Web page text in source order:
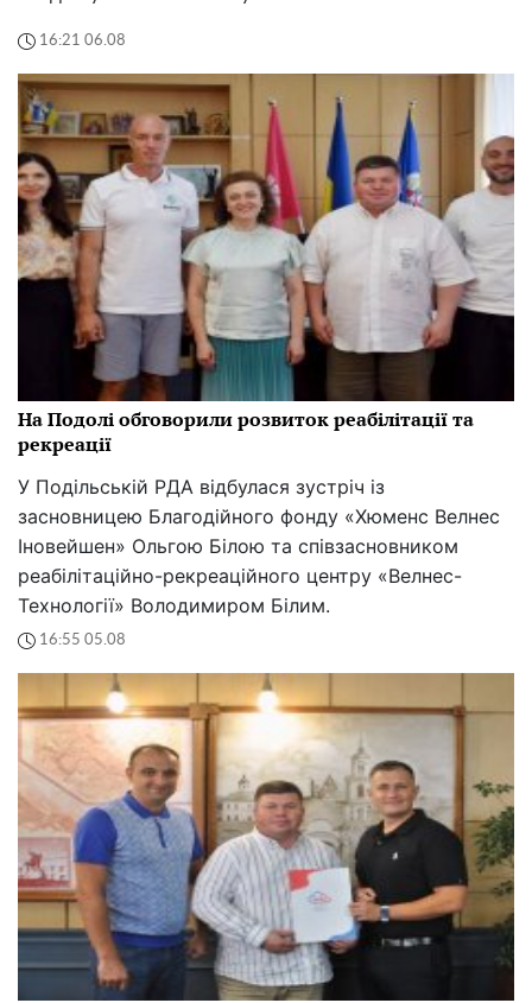
16:21 06.08
На Подолі обговорили розвиток реабілітації та
рекреації
У Подільській РДА відбулася зустріч із
засновницею Благодійного фонду «Хюменс Велнес
Іновейшен» Ольгою Білою та співзасновником
реабілітаційно-рекреаційного центру «Велнес-
Технології» Володимиром Білим.
16:55 05.08